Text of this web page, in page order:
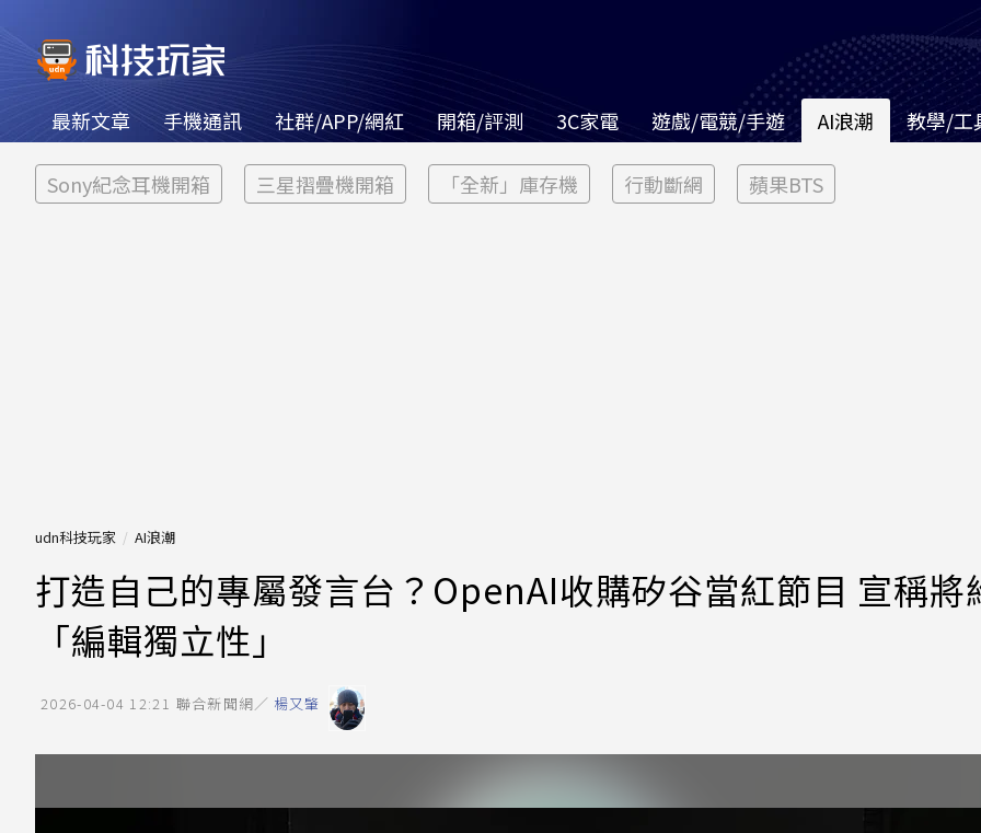
最新文章 手機通訊 社群/APP/網紅 開箱/評測 3C家電 遊戲/電競/手遊 AI浪潮 教學/工
Sony紀念耳機開箱 三星摺疊機開箱 「全新」庫存機 行動斷網 蘋果BTS
udn科技玩家 AI浪潮
打造自己的專屬發言台？OpenAI收購矽谷當紅節目 宣稱將
「編輯獨立性」
2026-04-04 12:21 聯合新聞網／ 楊又肇